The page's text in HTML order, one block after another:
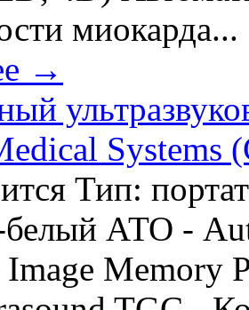
миокарда...
→
Тип:
АТО -
Image Memory